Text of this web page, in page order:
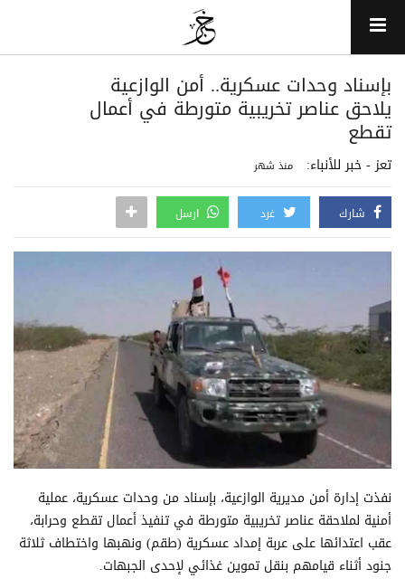
بإسناد وحدات عسكرية.. أمن الوازعية
يلاحق عناصر تخريبية متورطة في أعمال
تقطع
تعز - خبر للأنباء: منذ شهر
شارك غرد ارسل
نفذت إدارة أمن مديرية الوازعية، بإسناد من وحدات عسكرية، عملية
أمنية لملاحقة عناصر تخريبية متورطة في تنفيذ أعمال تقطع وحرابة،
عقب اعتدائها على عربة إمداد عسكرية (طقم) ونهبها واختطاف ثلاثة
جنود أثناء قيامهم بنقل تموين غذائي لإحدى الجبهات.